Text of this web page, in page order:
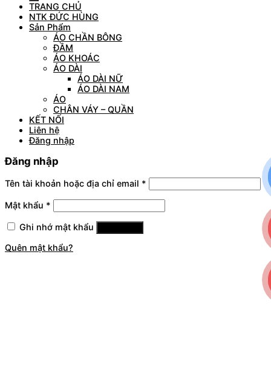
TRANG CHỦ
NTK ĐỨC HÙNG
Sản Phẩm
ÁO CHẦN BÔNG
ĐẦM
ÁO KHOÁC
ÁO DÀI
ÁO DÀI NỮ
ÁO DÀI NAM
ÁO
CHÂN VÁY – QUẦN
KẾT NỐI
Liên hệ
Đăng nhập
Đăng nhập
Tên tài khoản hoặc địa chỉ email *
Mật khẩu *
Ghi nhớ mật khẩu
Quên mật khẩu?